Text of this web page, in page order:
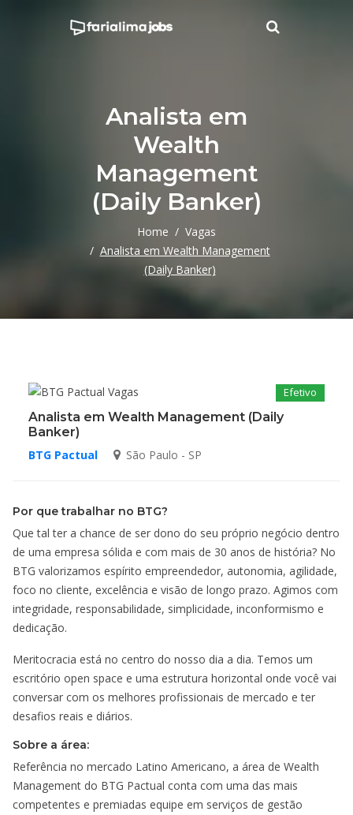
Analista em
Wealth
Management
(Daily Banker)
Home
Vagas
Analista em Wealth Management
(Daily Banker)
Efetivo
Analista em Wealth Management (Daily
Banker)
BTG Pactual
São Paulo - SP
Por que trabalhar no BTG?
Que tal ter a chance de ser dono do seu próprio negócio dentro
de uma empresa sólida e com mais de 30 anos de história? No
BTG valorizamos espírito empreendedor, autonomia, agilidade,
foco no cliente, excelência e visão de longo prazo. Agimos com
integridade, responsabilidade, simplicidade, inconformismo e
dedicação.
Meritocracia está no centro do nosso dia a dia. Temos um
escritório open space e uma estrutura horizontal onde você vai
conversar com os melhores profissionais de mercado e ter
desafios reais e diários.
Sobre a área:
Referência no mercado Latino Americano, a área de Wealth
Management do BTG Pactual conta com uma das mais
competentes e premiadas equipe em serviços de gestão